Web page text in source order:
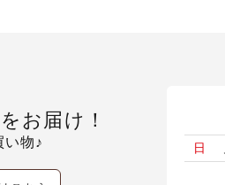
日
お届け！
物♪